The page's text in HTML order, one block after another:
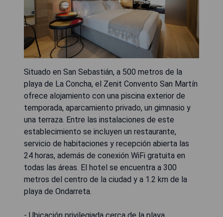
Situado en San Sebastián, a 500 metros de la
playa de La Concha, el Zenit Convento San Martín
ofrece alojamiento con una piscina exterior de
temporada, aparcamiento privado, un gimnasio y
una terraza. Entre las instalaciones de este
establecimiento se incluyen un restaurante,
servicio de habitaciones y recepción abierta las
24 horas, además de conexión WiFi gratuita en
todas las áreas. El hotel se encuentra a 300
metros del centro de la ciudad y a 1.2 km de la
playa de Ondarreta.